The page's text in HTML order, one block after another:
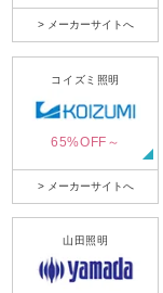
> メーカーサイトへ
コイズミ照明
65%OFF～
> メーカーサイトへ
山田照明